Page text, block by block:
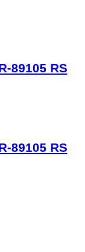
89105 RS
89105 RS